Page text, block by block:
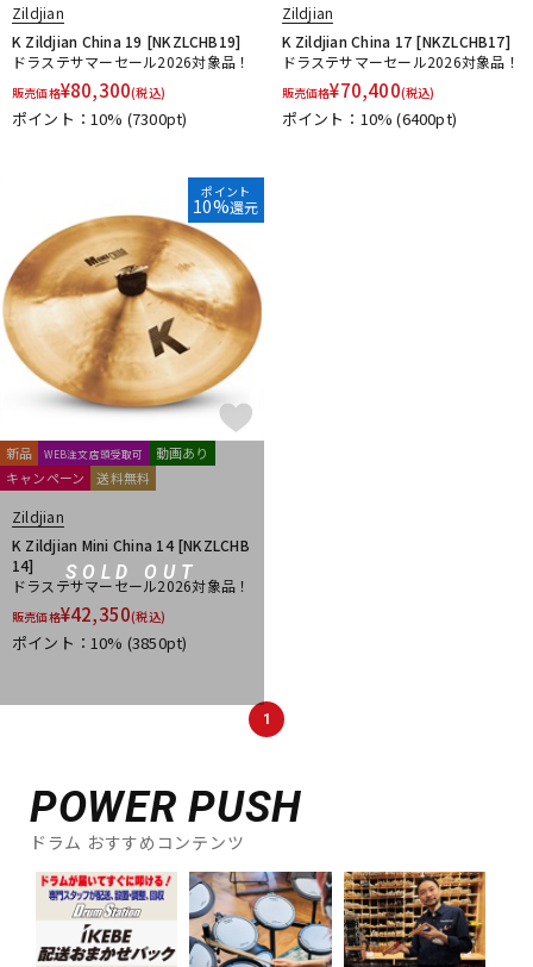
DJ機器 DTM
配信/ライブ機器
中古
Zildjian
K Zildjian China 19 [NKZLCHB19]
ドラステサマーセール2026対象品！
販売価格¥80,300(税込)
ポイント：10% (7300pt)
Zildjian
K Zildjian China 17 [NKZLCHB17]
ドラステサマーセール2026対象品！
販売価格¥70,400(税込)
ポイント：10%(6400pt)
SOLD OUT
ポイント
10%還元
新品 WEB注文店頭受取可
動画あり
キャンペーン
送料無料
Zildjian
K Zildjian Mini China 14 [NKZLCHB
14]
ドラステサマーセール2026対象品！
販売価格¥42,350(税込)
ポイント：10% (3850pt)
1
POWER PUSH
ドラム おすすめコンテンツ